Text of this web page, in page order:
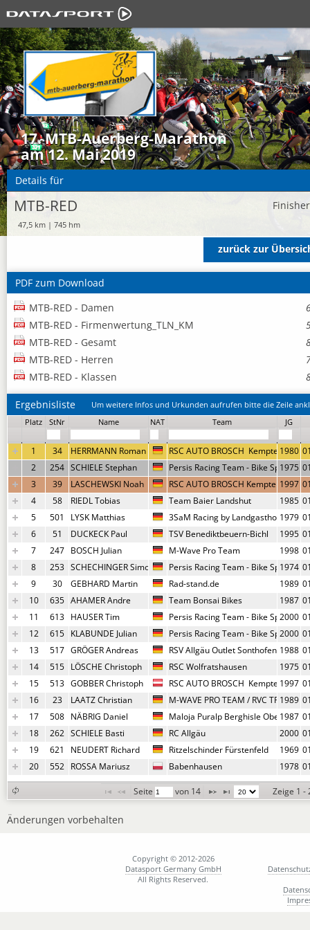
17. MTB-Auerberg-Marathon
am 12. Mai 2019
Details für
MTB-RED
47,5 km | 745 hm
zurück zur
PDF zum Download
MTB-RED - Damen
MTB-RED - Firmenwertung_TLN_KM
MTB-RED - Gesamt
MTB-RED - Herren
MTB-RED - Klassen
Ergebnisliste
Um weitere Infos und Urkunden aufrufen bitte die Zeile
Platz
StNr Name NAT Team JG
1 34 HERRMANN Roman RSC AUTO BROSCH  Kempten1980
2
254 SCHIELE Stephan Persis Racing Team - Bike Sport
1975
3
39 LASCHEWSKI Noah RSC AUTO BROSCH Kempten1997
4
58 RIEDL Tobias Team Baier Landshut 1985
5
501 LYSK Matthias 3SaM Racing by Landgasthof Bären
1979
6
51 DUCKECK Paul TSV Benediktbeuern-Bichl 1995
7
247 BOSCH Julian M-Wave Pro Team 1998
8
253 SCHECHINGER Simon Persis Racing Team - Bike Sport
1974
9
30 GEBHARD Martin Rad-stand.de 1989
10
635 AHAMER Andre Team Bonsai Bikes 1987
11
613 HAUSER Tim Persis Racing Team - Bike Sport
2000
12
615 KLABUNDE Julian Persis Racing Team - Bike Sport
2000
13
517 GRÖGER Andreas RSV Allgäu Outlet Sonthofen 1988
14
515 LÖSCHE Christoph RSC Wolfratshausen 1975
15
513 GOBBER Christoph RSC AUTO BROSCH  Kempten1997
16
23 LAATZ Christian M-WAVE PRO TEAM / RVC TRIEB
1989
17
508 NÄBRIG Daniel Maloja Puralp Berghisle Oberstdorf
1987
18
262 SCHIELE Basti RC Allgäu 2000
19
621 NEUDERT Richard Ritzelschinder Fürstenfeld 1969
20
552 ROSSA Mariusz Babenhausen 1978
Seite von 14 Zeige 1 -
Änderungen vorbehalten
Copyright © 2012-2026
Datasport Germany GmbH
All Rights Reserved.